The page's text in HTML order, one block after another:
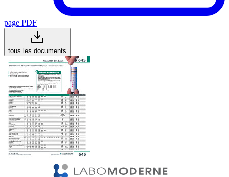
page PDF
tous les documents